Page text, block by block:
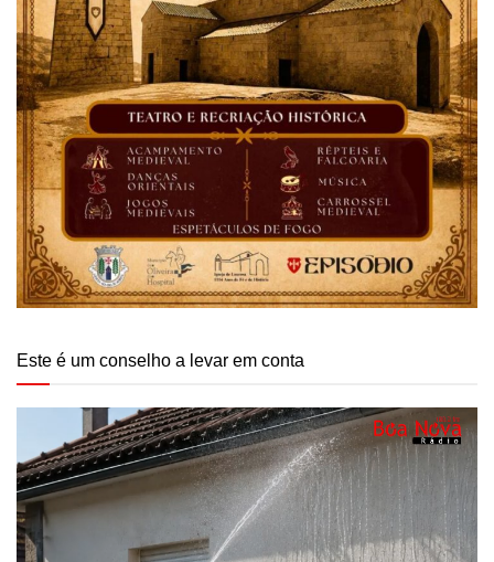
Este é um conselho a levar em conta